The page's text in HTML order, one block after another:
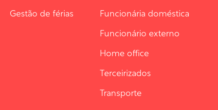
Gestão de férias
Funcionária doméstica
Funcionário externo
Home office
Terceirizados
Transporte